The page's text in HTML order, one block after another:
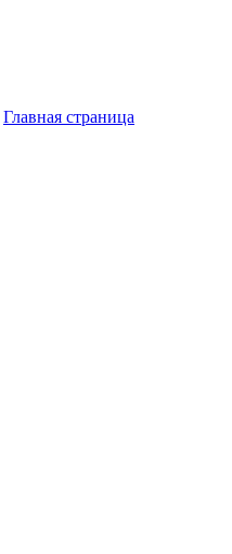
Главная страница